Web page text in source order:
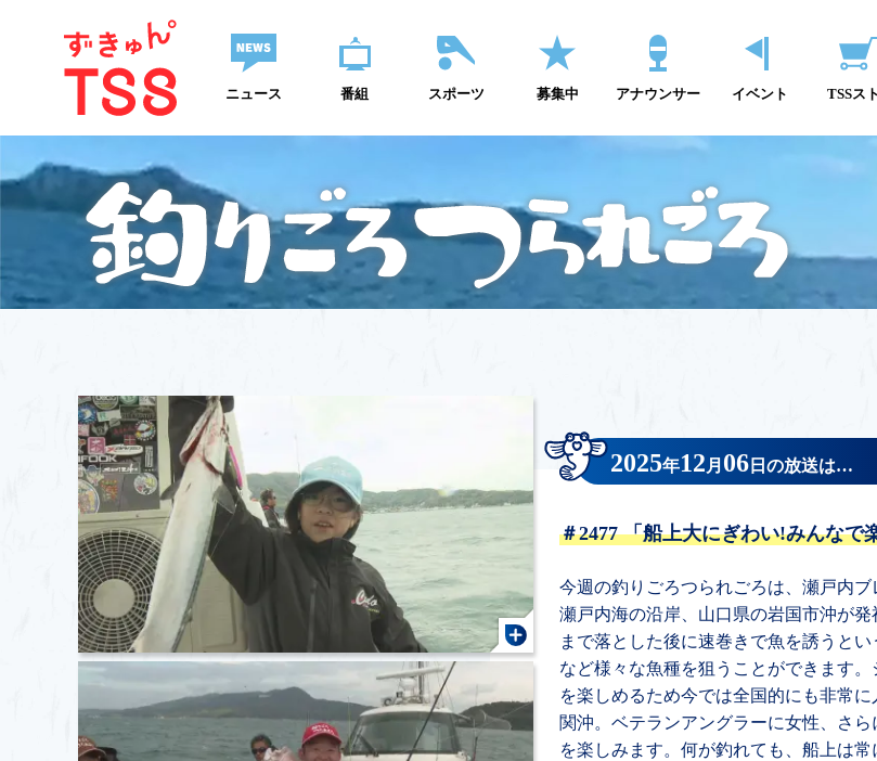
ニュース 番組 スポーツ 募集中 アナウンサー イベント TSSス
2025年12 月 06日の放送は…
＃2477「船上大にぎわい!みんなで
今週の釣りごろつられごろは、瀬戸内ブ
瀬戸内海の沿岸、山口県の岩国市沖が
まで落とした後に速巻きで魚を誘うと
など様々な魚種を狙うことができます
を楽しめるため今では全国的にも非常
関沖。ベテランアングラーに女性、さ
を楽しみます。何が釣れても、船上は